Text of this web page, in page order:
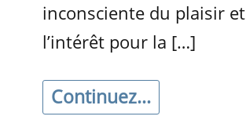
inconsciente du plaisir et
l’intérêt pour la […]
Continuez...